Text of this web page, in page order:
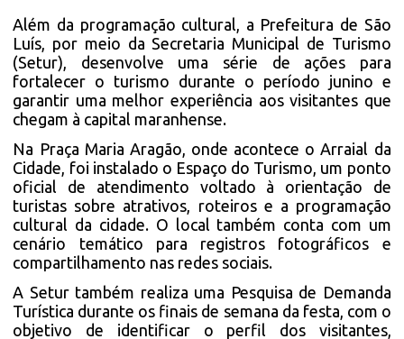
Além da programação cultural, a Prefeitura de São
Luís, por meio da Secretaria Municipal de Turismo
(Setur), desenvolve uma série de ações para
fortalecer o turismo durante o período junino e
garantir uma melhor experiência aos visitantes que
chegam à capital maranhense.
Na Praça Maria Aragão, onde acontece o Arraial da
Cidade, foi instalado o Espaço do Turismo, um ponto
oficial de atendimento voltado à orientação de
turistas sobre atrativos, roteiros e a programação
cultural da cidade. O local também conta com um
cenário temático para registros fotográficos e
compartilhamento nas redes sociais.
A Setur também realiza uma Pesquisa de Demanda
Turística durante os finais de semana da festa, com o
objetivo de identificar o perfil dos visitantes,